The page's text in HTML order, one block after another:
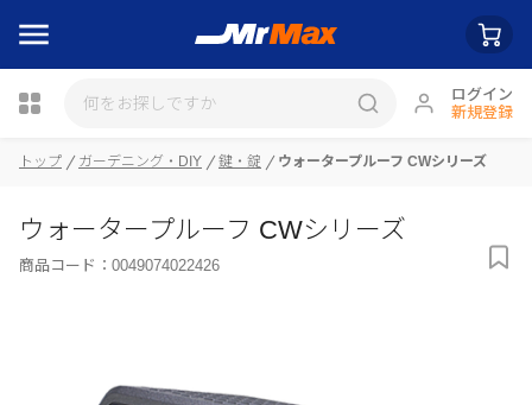
ログイン
新規登録
トップ ガーデニング・DIY 鍵・錠 ウォータープルーフ CWシリーズ
ウォータープルーフ CWシリーズ
商品コード： 0049074022426